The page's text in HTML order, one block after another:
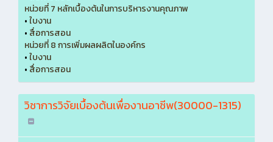
หน่วยที่ 7 หลักเบื้องต้นในการบริหารงานคุณภาพ
•ใบงาน
• สื่อการสอน
หน่วยที่ 8 การเพิ่มผลผลิตในองค์กร
•ใบงาน
• สื่อการสอน
วิชาการวิจัยเบื้องต้นเพื่องานอาชีพ(30000-1315)